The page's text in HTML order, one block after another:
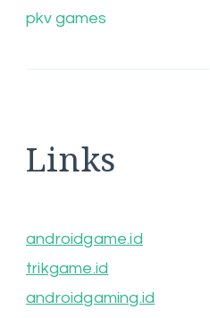
pkv games
Links
androidgame.id
trikgame.id
androidgaming.id